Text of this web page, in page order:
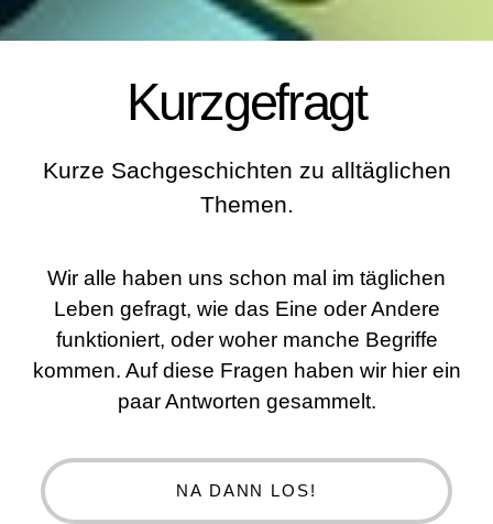
Kurzgefragt
Kurze Sachgeschichten zu alltäglichen
Themen.
Wir alle haben uns schon mal im täglichen
Leben gefragt, wie das Eine oder Andere
funktioniert, oder woher manche Begriffe
kommen. Auf diese Fragen haben wir hier ein
paar Antworten gesammelt.
NA DANN LOS!